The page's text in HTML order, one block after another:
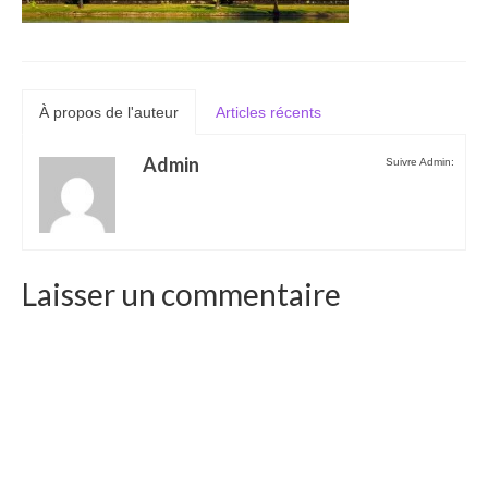
Laos
Laos – infos
Les articles du Laos
Vietnam
À propos de l'auteur Articles récents
Suivre Admin:
Admin
Laisser un commentaire